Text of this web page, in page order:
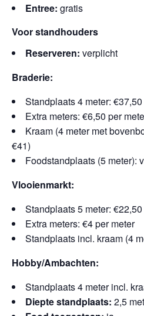
Entree: gratis
Voor standhouders
Reserveren: verplicht
Braderie:
Standplaats 4 meter: €37,50
Extra meters: €6,50 per
Kraam (4 meter met
€41)
Foodstandplaats (5 meter):
Vlooienmarkt:
Standplaats 5 meter: €22,50
Extra meters: €4 per meter
Standplaats incl. kraam (4
Hobby/Ambachten:
Standplaats 4 meter incl.
Diepte standplaats: 2,5